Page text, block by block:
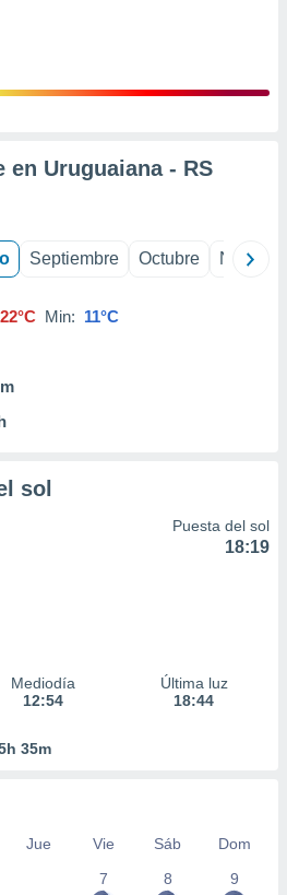
en Uruguaiana - RS
Septiembre Octubre
22°C Min: 11°C
sol
Puesta del sol
18:19
Mediodía
12:54
Última luz
18:44
35m
Jue Vie Sáb
Dom
7
8 9